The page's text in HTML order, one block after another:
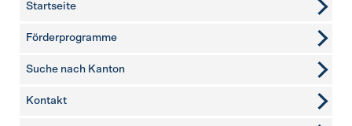
Startseite
Förderprogramme
Suche nach Kanton
weitere Seiten
Kontakt